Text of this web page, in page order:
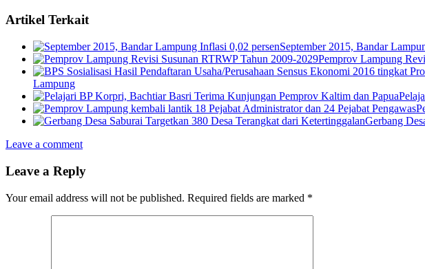
Artikel Terkait
September 2015, Bandar
Pemprov Lampung
Lampung
Gerbang
Leave a comment
Leave a Reply
Your email address will not be published. Required fields are marked *